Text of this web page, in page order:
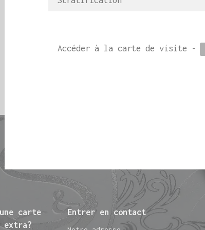
Accéder à la carte de visite -
carte
Entrer en contact